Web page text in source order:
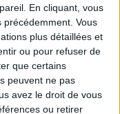
En cliquant, vous
précédemment. Vous
plus détaillées et
ou pour refuser de
que certains
peuvent ne pas
avez le droit de vous
ou retirer
IN PARIS